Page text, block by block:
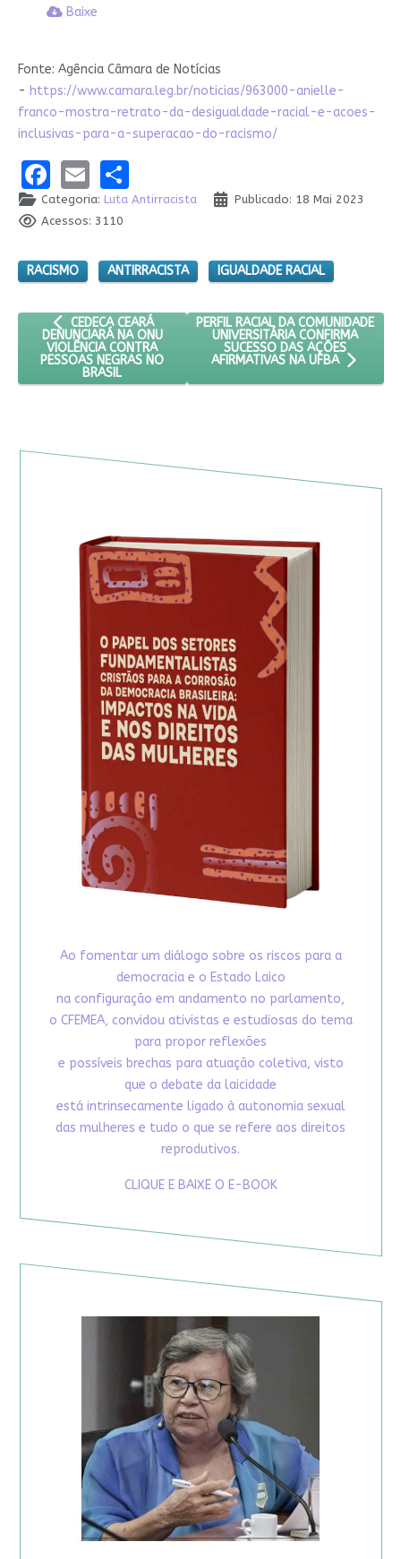
Baixe
Fonte: Agência Câmara de Notícias
- https://www.camara.leg.br/noticias/963000-anielle-
franco-mostra-retrato-da-desigualdade-racial-e-acoes-
inclusivas-para-a-superacao-do-racismo/
Facebook
EmailShare
Categoria: Luta Antirracista
Publicado: 18 Mai 2023
Acessos: 3110
RACISMO ANTIRRACISTA IGUALDADE RACIAL
ARTIGO ANTERIOR: CEDECA CEARÁ DENUNCIARÁ NA ONU
CEDECA CEARÁ
DENUNCIARÁ NA ONU
VIOLÊNCIA CONTRA
PESSOAS NEGRAS NO
BRASIL
PRÓXIMO ARTIGO: PERFIL RACIAL
PERFIL RACIAL DA COMUNIDADE
UNIVERSITÁRIA CONFIRMA
SUCESSO DAS AÇÕES
AFIRMATIVAS NA UFBA
Ao fomentar um diálogo sobre os riscos para a
democracia e o Estado Laico
na configuração em andamento no parlamento,
o CFEMEA, convidou ativistas e estudiosas do tema
para propor reflexões
e possíveis brechas para atuação coletiva, visto
que o debate da laicidade
está intrinsecamente ligado à autonomia sexual
das mulheres e tudo o que se refere aos direitos
reprodutivos.
CLIQUE E BAIXE O E-BOOK